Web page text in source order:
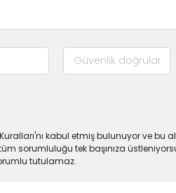
kabul etmiş bulunuyor ve bu
sorumluluğu tek başınıza
tutulamaz.